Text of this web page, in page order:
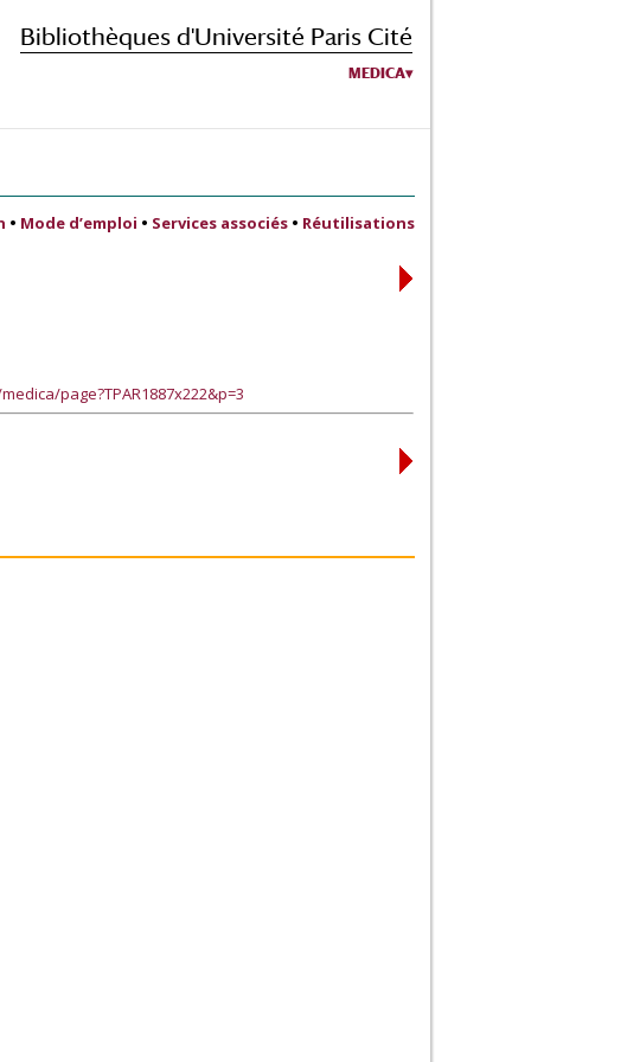
Bibliothèques d'Université Paris Cité
MEDICA
• Mode d’emploi • Services associés • Réutilisations
page?TPAR1887x222&p=3